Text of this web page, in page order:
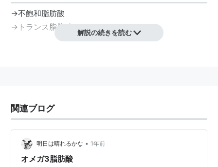
→不飽和脂肪酸
→トランス脂肪酸
解説の続きを読む
関連ブログ
明日は晴れるかな • 1年前
オメガ3脂肪酸